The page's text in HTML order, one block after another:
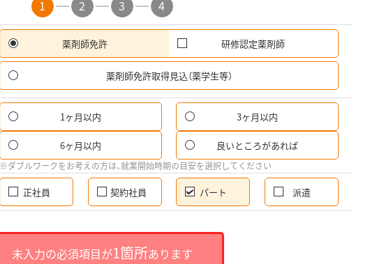
1 2 3 4
薬剤師免許 研修認定薬剤師
薬剤師免許取得見込（薬学生等）
1ヶ月以内 3ヶ月以内
6ヶ月以内 良いところがあれば
※ダブルワークをお考えの方は、就業開始時期の目安を選択してください
正社員 契約社員 パート 派遣
未入力の必須項目が1箇所あります